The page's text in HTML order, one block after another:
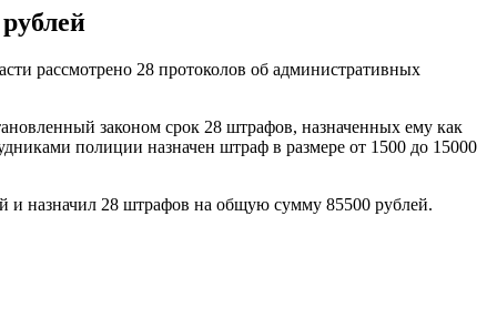
рассмотрено 28 протоколов об административных
законом срок 28 штрафов, назначенных ему как
полиции назначен штраф в размере от 1500 до 15000
и назначил 28 штрафов на общую сумму 85500 рублей.